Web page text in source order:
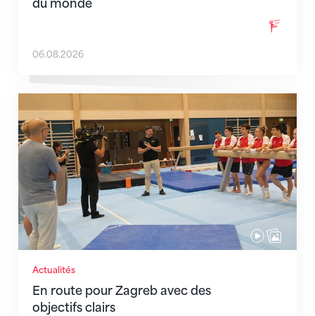
du monde
06.08.2026
Actualités
En route pour Zagreb avec des
objectifs clairs
En route pour Zagreb avec des objectifs clairs